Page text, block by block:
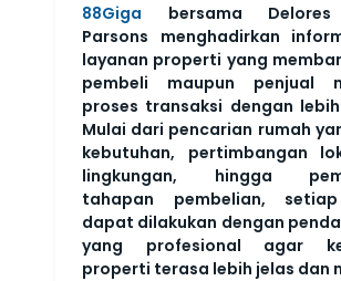
88Giga bersama Delores
Parsons menghadirkan
layanan properti yang
pembeli maupun penjual
proses transaksi dengan
Mulai dari pencarian rumah
kebutuhan, pertimbangan
lingkungan, hingga
tahapan pembelian,
dapat dilakukan dengan
yang profesional agar
properti terasa lebih jelas dan